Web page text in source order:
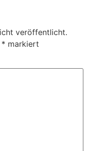
veröffentlicht.
* markiert